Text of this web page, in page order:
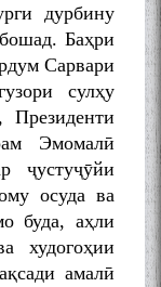
дурбину
Баҳри
Сарвари
сулҳу
Президенти
Эмомалӣ
ҷустуҷӯйи
осуда ва
буда, аҳли
худогоҳии
амалӣ